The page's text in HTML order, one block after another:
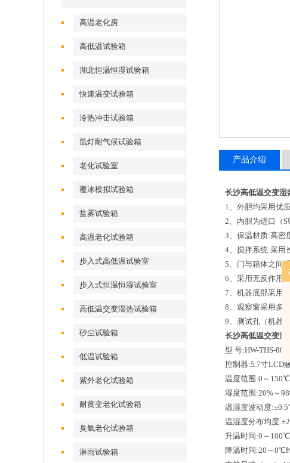
高温老化房
高低温试验箱
湖北恒温恒湿试验箱
快速温变试验箱
冷热冲击试验箱
氙灯耐气候试验箱
老化试验室
覆冰模拟试验箱
盐雾试验箱
高温老化试验箱
步入式高低温试验室
步入式恒温恒湿试验室
高低温交变湿热试验箱
砂尘试验箱
低温试验箱
紫外老化试验箱
耐黄变老化试验箱
臭氧老化试验箱
淋雨试验箱
产品介绍
长沙高低温交变湿
1、外胆均采用优
2、内胆为进口（
3、保温材质:高密
4、搅拌系统:采用
5、门与箱体之间
6、采用无反作用
7、机器底部采用
8、观察窗采用多
9、测试孔（机器
长沙高低温交变湿
型 号:HW-THS-800
控制器:5.7寸LCD
温度范围:0～
湿度范围:20%～
温湿度波动度
温湿度分布均度
升温时间:0～
降温时间:20～0℃